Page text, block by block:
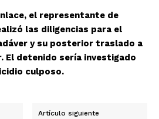
el representante de
las diligencias para el
y su posterior traslado a
El detenido sería investigado
culposo.
Artículo siguiente